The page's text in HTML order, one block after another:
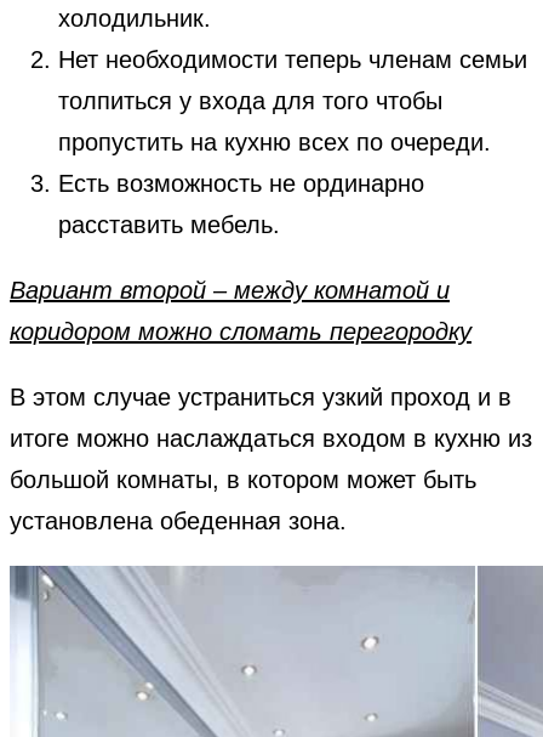
холодильник.
Нет необходимости теперь членам семьи
толпиться у входа для того чтобы
пропустить на кухню всех по очереди.
Есть возможность не ординарно
расставить мебель.
Вариант второй – между комнатой и
коридором можно сломать перегородку
В этом случае устраниться узкий проход и в
итоге можно наслаждаться входом в кухню из
большой комнаты, в котором может быть
установлена обеденная зона.